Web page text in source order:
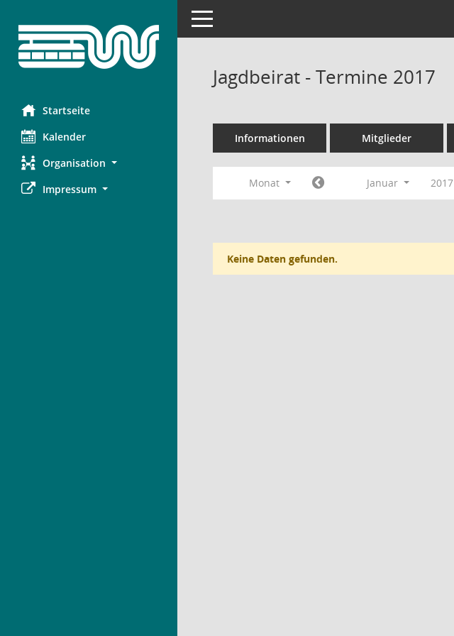
Startseite
Kalender
Organisation
Impressum
Toggle navigation
Jagdbeirat - Termine 2017
Informationen Mitglieder
Monat Januar 2017
Keine Daten gefunden.